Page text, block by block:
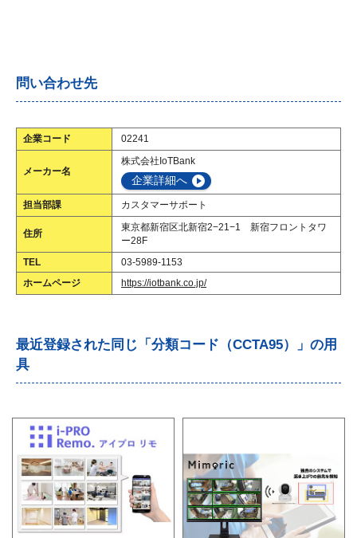
問い合わせ先
企業コード 02241
メーカー名
株式会社IoTBank
企業詳細へ
担当部課 カスタマーサポート
住所
東京都新宿区北新宿2−21−1 新宿フロントタワ
ー28F
TEL
03-5989-1153
ホームページ
https://iotbank.co.jp/
最近登録された同じ「分類コード（CCTA95）」の用
具